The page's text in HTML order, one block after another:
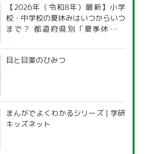
【2026年（令和8年）最新】小学
校・中学校の夏休みはいつからいつ
まで？ 都道府県別「夏季休暇一
目と目薬のひみつ
まんがでよくわかるシリーズ | 学研
キッズネット